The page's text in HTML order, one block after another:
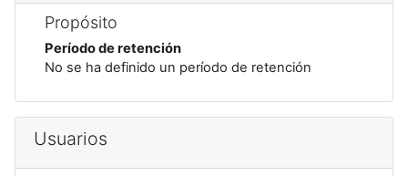
Propósito
Período de retención
No se ha definido un período de retención
Usuarios